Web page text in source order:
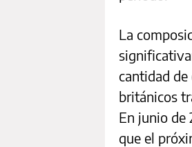
La
cantidad
británicos
En junio de
que el